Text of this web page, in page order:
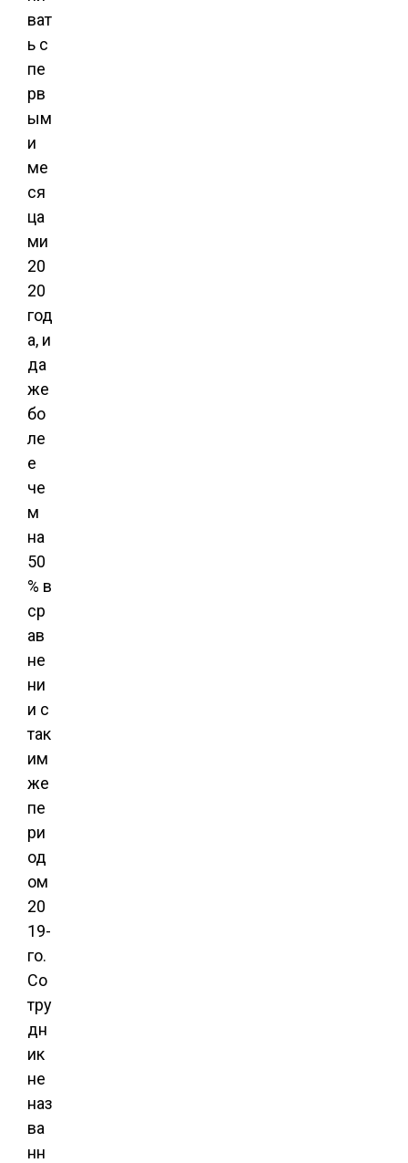
ват
ь с
пе
рв
ым
и
ме
ся
ца
ми
20
20
год
а, и
да
же
бо
ле
е
че
м
на
50
% в
ср
ав
не
ни
и с
так
им
же
пе
ри
од
ом
20
19-
го.
Со
тру
дн
ик
не
наз
ва
нн